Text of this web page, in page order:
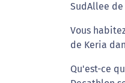
SudAllee
Vous
de Keria
Qu'est-ce